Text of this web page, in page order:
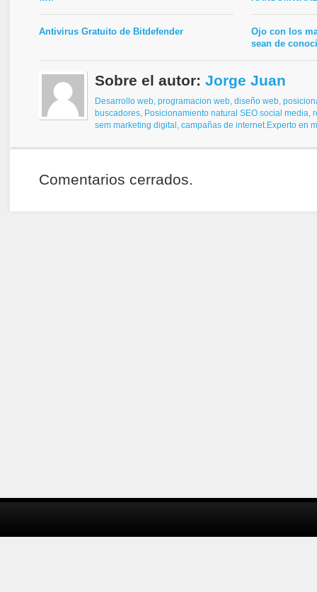
Antivirus Gratuito de Bitdefender
Ojo con los
sean de
Sobre el autor: Jorge Juan
Desarrollo web, programacion web, diseño web,
buscadores, Posicionamiento natural SEO social media,
sem marketing digital, campañas de internet.Experto en
Comentarios cerrados.